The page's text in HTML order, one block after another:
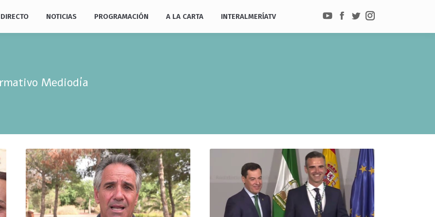
DIRECTO NOTICIAS PROGRAMACIÓN A LA CARTA INTERALMERÍATV
YouTube
Facebook
TwitterInstagram
Mediodía